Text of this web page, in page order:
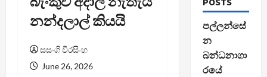
නන්දලාල් කියයි
සසංගි වීරසිංහ
June 26, 2026
පල්ලන්සේ
න
බන්ධනාගා
රයේ